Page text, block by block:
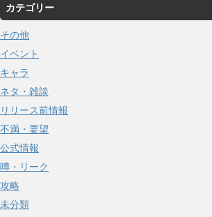
カテゴリー
その他
イベント
キャラ
ネタ・雑談
リリース前情報
不満・要望
公式情報
噂・リーク
攻略
未分類